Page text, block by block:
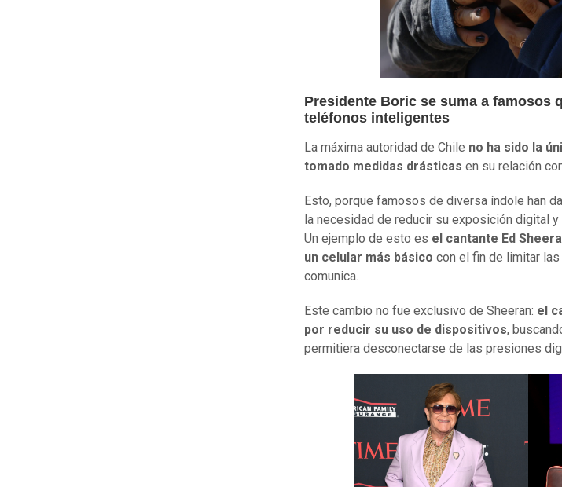
Presidente Boric se suma a famosos
teléfonos inteligentes
La máxima autoridad de Chile no ha sido la
tomado medidas drásticas en su relación
Esto, porque famosos de diversa índole han
la necesidad de reducir su exposición digital
Un ejemplo de esto es el cantante Ed
un celular más básico con el fin de limitar
comunica.
Este cambio no fue exclusivo de Sheeran: el
por reducir su uso de dispositivos,
permitiera desconectarse de las presiones